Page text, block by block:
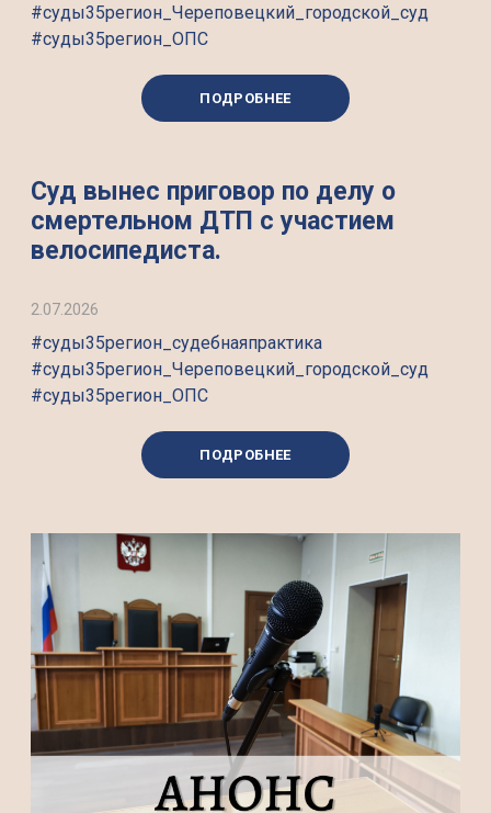
#суды35регион_Череповецкий_городской_суд
#суды35регион_ОПС
ПОДРОБНЕЕ
Суд вынес приговор по делу о
смертельном ДТП с участием
велосипедиста.
2.07.2026
#суды35регион_судебнаяпрактика
#суды35регион_Череповецкий_городской_суд
#суды35регион_ОПС
ПОДРОБНЕЕ